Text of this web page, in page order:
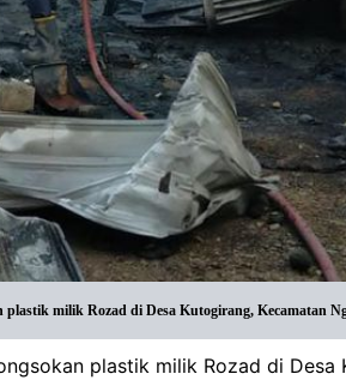
milik Rozad di Desa Kutogirang,
plastik milik Rozad di